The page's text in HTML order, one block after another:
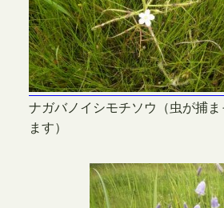
ナガバノイシモチソウ（虫が捕ま
ます）